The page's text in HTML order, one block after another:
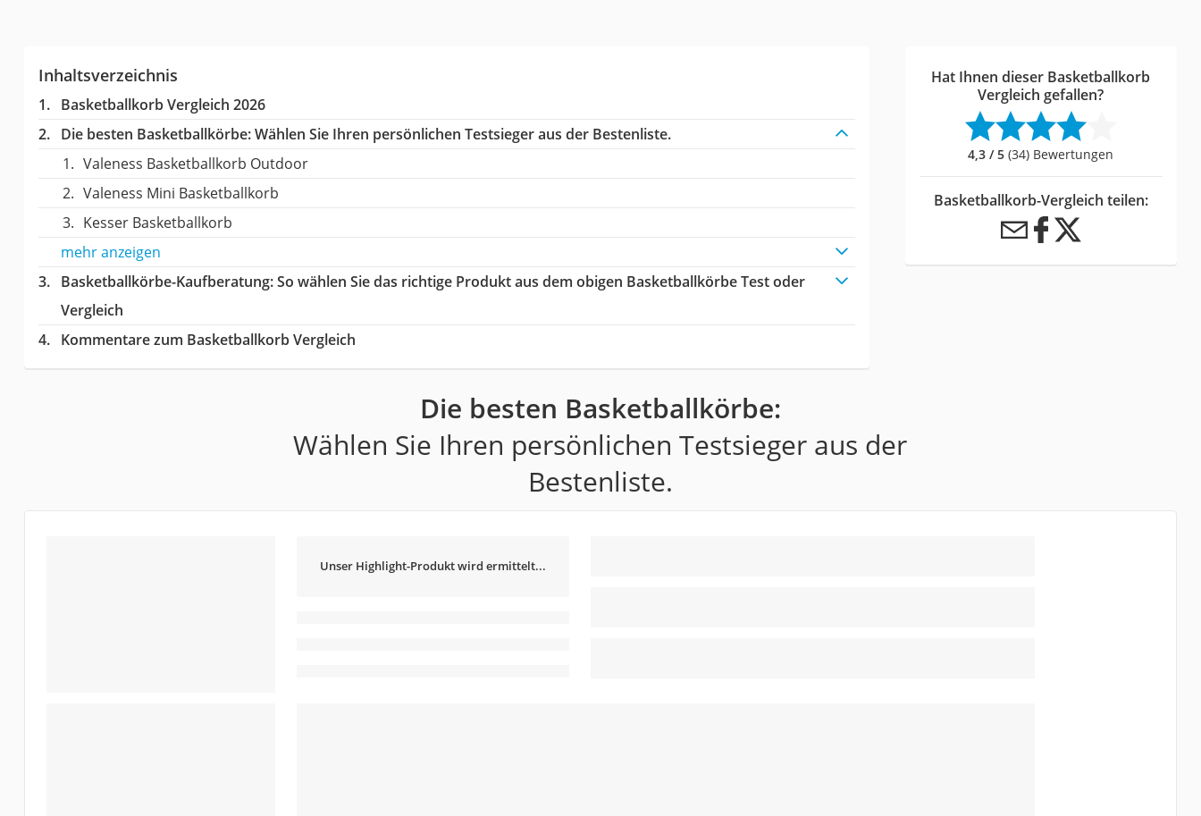
Inhaltsverzeichnis
Basketballkorb Vergleich 2026
Die besten Basketballkörbe:Wählen Sie Ihren persönlichen Testsieger aus der Bestenliste.
Valeness Basketballkorb Outdoor
Valeness Mini Basketballkorb
Kesser Basketballkorb
mehr anzeigen
Basketballkörbe-Kaufberatung: So wählen Sie das richtige Produkt aus dem obigen Basketballkörbe Test oder
Vergleich
Kommentare zum Basketballkorb Vergleich
Hat Ihnen dieser Basketballkorb
Vergleich gefallen?
4,3 / 5 (34) Bewertungen
Basketballkorb-Vergleich teilen:
Die besten Basketballkörbe:
Wählen Sie Ihren persönlichen Testsieger aus der
Bestenliste.
Unser Highlight-Produkt wird ermittelt...